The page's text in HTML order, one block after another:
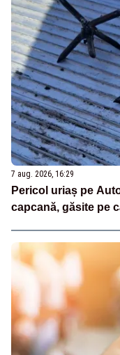
7 aug. 2026, 16:29
Pericol uriaș pe
capcană, găsite pe